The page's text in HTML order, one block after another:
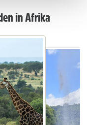
in Afrika